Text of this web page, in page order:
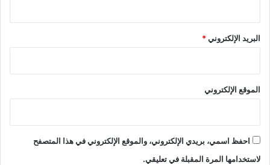
البريد الإلكتروني*
الموقع الإلكتروني
احفظ اسمي، بريدي الإلكتروني، والموقع الإلكتروني في هذا المتصفح
لاستخدامها المرة المقبلة في تعليقي.